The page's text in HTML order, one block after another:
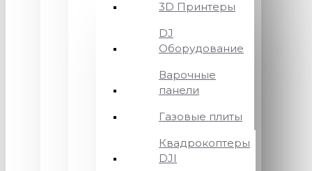
3D Принтеры
DJ
Оборудование
Варочные
панели
Газовые плиты
Квадрокоптеры
DJI